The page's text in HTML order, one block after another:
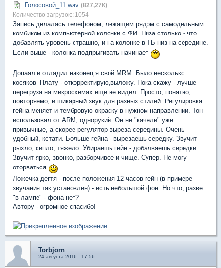
Голосовой_11.wav (827,27К)
Количество загрузок:: 1054
Запись делалась телефоном, лежащим рядом с самодельным
комбиком из компьютерной колонки с ФИ. Низа столько - что
добавлять уровень страшно, и на колонке в ТБ низ на середине.
Если выше - колонка подпрыгивать начинает
Допаял и отладил наконец я свой MRM. Было несколько
косяков. Плату - откорректирую,выложу. Пока скажу - лучше
перегруза на микросхемах еще не видел. Просто, понятно,
повторяемо, и шикарный звук для разных стилей. Регулировка
гейна меняет и тембровую окраску в нужном направлении. Тон
использовал от ARM, однорукий. Он не "качели" уже
привычные, а скорее регулятор выреза середины. Очень
удобный, кстати. Больше гейна - вырезаешь середку. Звучит
рыхло, сипло, тяжело. Убираешь гейн - добалвяешь середки.
Звучит ярко, звонко, разборчивее и чище. Супер. Не могу
оторваться
Ложечка дегтя - после положения 12 часов гейн (в примере
звучания так установлен) - есть небольшой фон. Но что, разве
"в лампе" - фона нет?
Автору - огромное спасибо!
Torbjorn
24 августа 2016 - 17:56